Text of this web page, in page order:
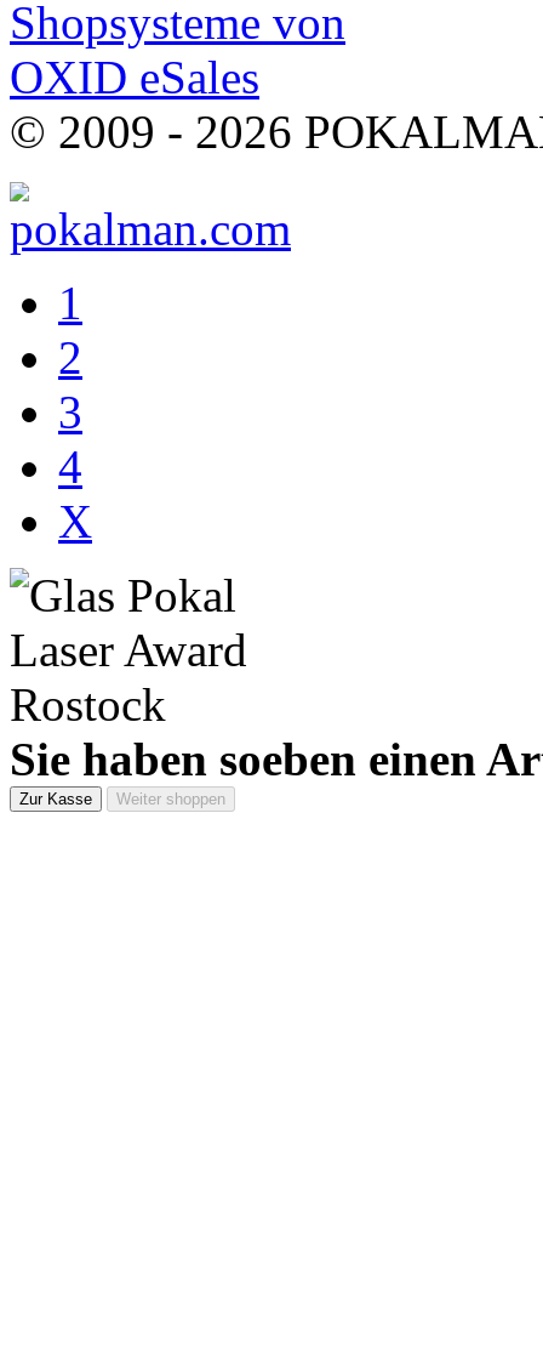
© 2009 - 2026
1
2
3
4
X
Sie haben soeben einen